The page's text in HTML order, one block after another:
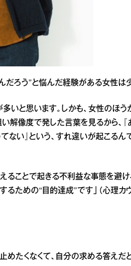
だろう”と悩んだ経験がある女性は
いと思います。しかも、女性のほう
解像度で発した言葉を見るから、『
ない』という、すれ違いが起こるん
ることで起きる不利益な事態を避
ための“目的達成”です」（心理カ
めたくなくて、自分の求める答えだ